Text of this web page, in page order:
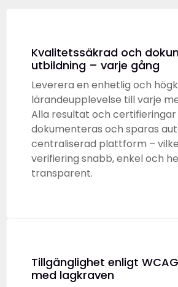
Kvalitetssäkrad och
utbildning – varje gång
Leverera en enhetlig och
lärandeupplevelse till varje
Alla resultat och certifieringar
dokumenteras och sparas
centraliserad plattform –
verifiering snabb, enkel och
transparent.
Tillgänglighet enligt
med lagkraven